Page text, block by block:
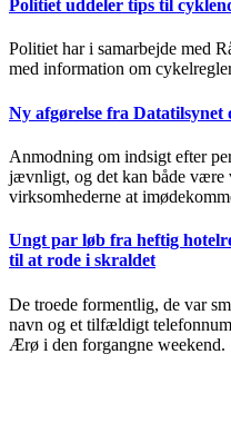
Politiet uddeler tips til
Politiet har i samarbejde med
med information om
Ny afgørelse fra Datatilsynet
Anmodning om indsigt efter
jævnligt, og det kan både være
virksomhederne at
Ungt par løb fra heftig
til at rode i skraldet
De troede formentlig, de var
navn og et tilfældigt
Ærø i den forgangne weekend.